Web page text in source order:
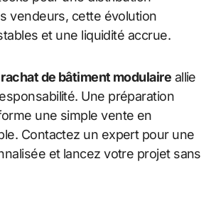
vendeurs, cette évolution
et une liquidité accrue.
rachat de bâtiment modulaire allie
Une préparation
une simple vente en
Contactez un expert pour une
et lancez votre projet sans